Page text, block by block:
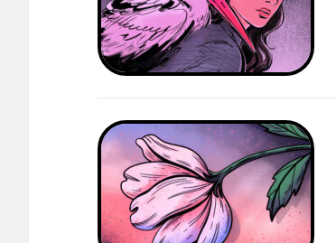
О проекте
Рубрики
Новости